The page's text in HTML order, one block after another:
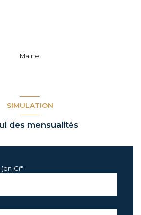
Mairie
SIMULATION
des mensualités
€)*